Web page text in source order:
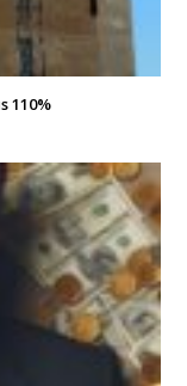
110%